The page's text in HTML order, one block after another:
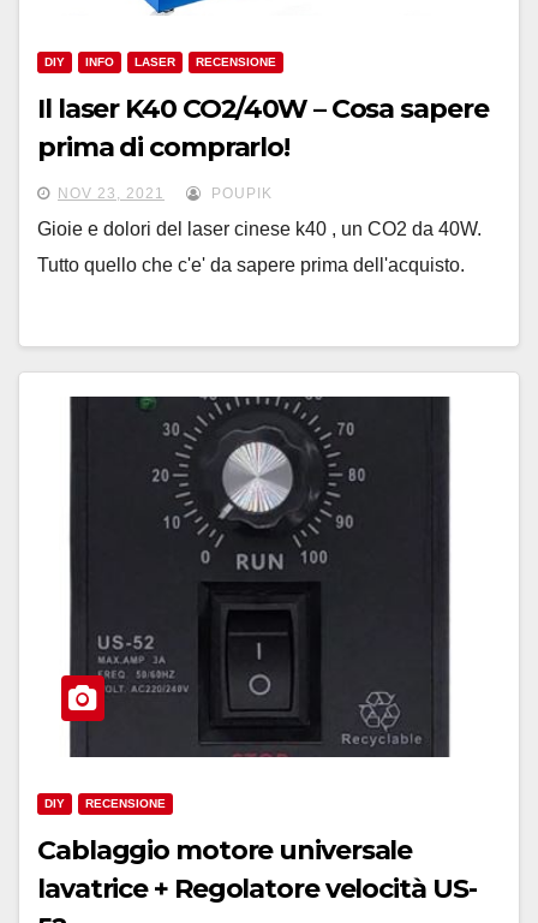
DIY INFO LASER RECENSIONE
Il laser K40 CO2/40W – Cosa sapere
prima di comprarlo!
NOV 23, 2021 POUPIK
Gioie e dolori del laser cinese k40 , un CO2 da 40W.
Tutto quello che c'e' da sapere prima dell'acquisto.
DIY RECENSIONE
Cablaggio motore universale
lavatrice + Regolatore velocità US-